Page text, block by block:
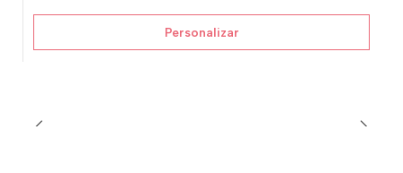
Personalizar